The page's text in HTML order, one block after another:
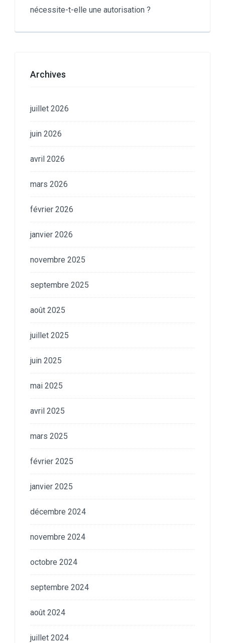
nécessite-t-elle une autorisation ?
Archives
juillet 2026
juin 2026
avril 2026
mars 2026
février 2026
janvier 2026
novembre 2025
septembre 2025
août 2025
juillet 2025
juin 2025
mai 2025
avril 2025
mars 2025
février 2025
janvier 2025
décembre 2024
novembre 2024
octobre 2024
septembre 2024
août 2024
juillet 2024